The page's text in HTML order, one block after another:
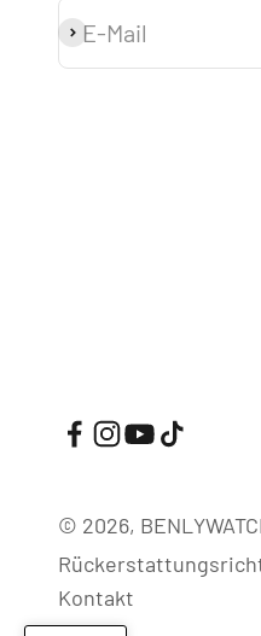
E-Mail
Abonnieren
© 2026,
Kontakt